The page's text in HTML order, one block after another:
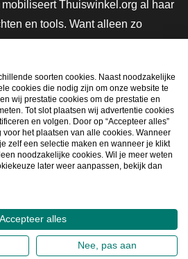
Thuiswinkel.org al haar
en tools. Want alleen zo
Dus groei ook mee en maak
©Thuiswinkel.org
Cookieverklaring Sitemap
soorten cookies. Naast noodzakelijke
cookies die nodig zijn om onze website te
wij prestatie cookies om de prestatie en
Tot slot plaatsen wij advertentie cookies
en volgen. Door op “Accepteer alles”
het plaatsen van alle cookies. Wanneer
zelf een selectie maken en wanneer je klikt
noodzakelijke cookies. Wil je meer weten
later weer aanpassen, bekijk dan
Accepteer alles
Nee, pas aan